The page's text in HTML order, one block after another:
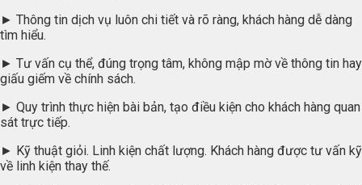
► Thông tin dịch vụ luôn chi tiết và rõ ràng, khách hàng dễ dàng
tìm hiểu.
► Tư vấn cụ thể, đúng trọng tâm, không mập mờ về thông tin hay
giấu giếm về chính sách.
► Quy trình thực hiện bài bản, tạo điều kiện cho khách hàng quan
sát trực tiếp.
► Kỹ thuật giỏi. Linh kiện chất lượng. Khách hàng được tư vấn kỹ
về linh kiện thay thế.